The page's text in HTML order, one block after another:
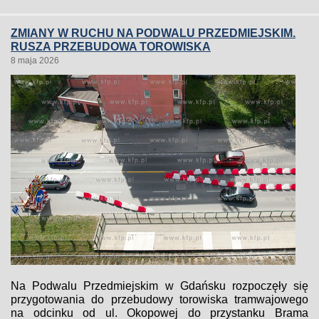
ZMIANY W RUCHU NA PODWALU PRZEDMIEJSKIM.
RUSZA PRZEBUDOWA TOROWISKA
8 maja 2026
Na Podwalu Przedmiejskim w Gdańsku rozpoczęły się
przygotowania do przebudowy torowiska tramwajowego
na odcinku od ul. Okopowej do przystanku Brama